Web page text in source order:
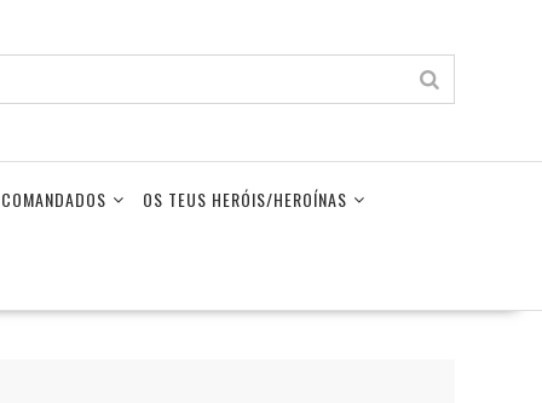
OS TEUS HERÓIS/HEROÍNAS